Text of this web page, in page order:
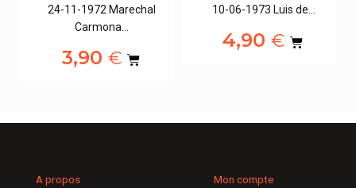
24-11-1972 Marechal
Carmona…
3,90 €
10-06-1973 Luis de…
4,90€
A propos
Mon compte